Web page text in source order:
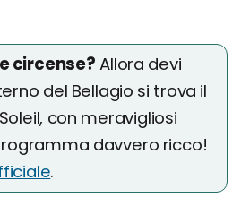
circense? Allora devi
del Bellagio si trova il
con meravigliosi
davvero ricco!
.